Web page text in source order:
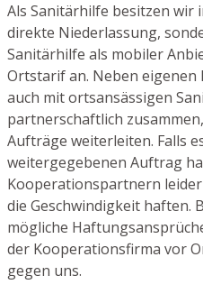
Als Sanitärhilfe besitzen wir
direkte Niederlassung,
Sanitärhilfe als mobiler
Ortstarif an. Neben
auch mit ortsansässigen
partnerschaftlich
Aufträge weiterleiten. Falls
weitergegebenen Auftrag
Kooperationspartnern
die Geschwindigkeit haften.
mögliche
der Kooperationsfirma vor
gegen uns.